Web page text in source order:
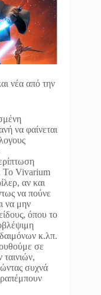
νέα από την
να φαίνεται
Το Vivarium
αν και
να πούνε
να μην
όπου το
κ.λπ.
σε
συχνά